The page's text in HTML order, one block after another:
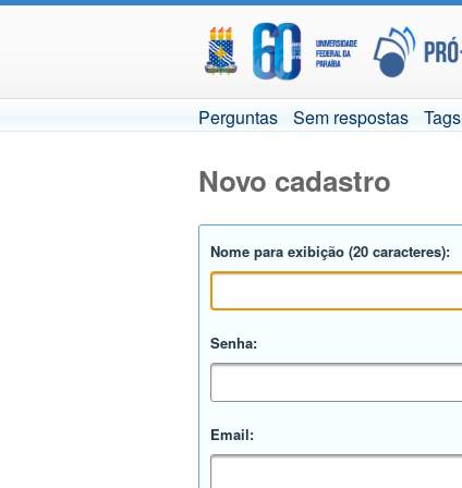
Perguntas Sem respostas Tags
Novo cadastro
Nome para exibição (20 caracteres):
Senha:
Email: